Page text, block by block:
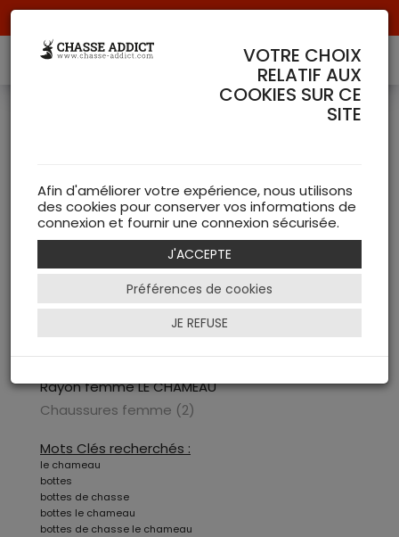
PRODUIT DE LA MARQUE
Casquettes (1)
Chien (1)
Chaussures LE CHAMEAU
Chaussures (1)
Equipements de Chasse LE CHAMEAU
Rayon femme LE CHAMEAU
Chaussures femme (2)
Mots Clés recherchés :
le chameau
bottes
bottes de chasse
bottes le chameau
bottes de chasse le chameau
VOTRE CHOIX
RELATIF AUX
COOKIES SUR CE
SITE
Afin d'améliorer votre expérience, nous utilisons
des cookies pour conserver vos informations de
connexion et fournir une connexion sécurisée.
J'ACCEPTE
Préférences de cookies
JE REFUSE